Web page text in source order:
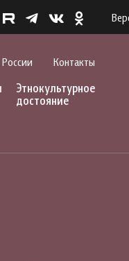
Контакты
Этнокультурное
достояние